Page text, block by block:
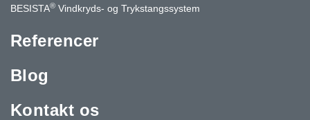
BESISTA® Vindkryds- og Trykstangssystem
Referencer
Blog
Kontakt os